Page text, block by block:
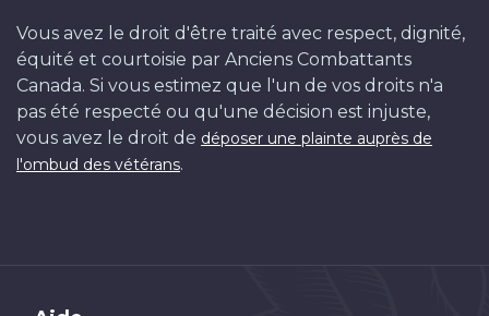
Vous avez le droit d'être traité avec respect, dignité,
équité et courtoisie par Anciens Combattants
Canada. Si vous estimez que l'un de vos droits n'a
pas été respecté ou qu'une décision est injuste,
vous avez le droit de déposer une plainte auprès de
l'ombud des vétérans.